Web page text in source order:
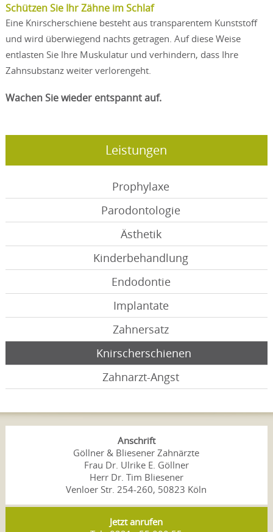
Schützen Sie Ihr Zähne im Schlaf
Eine Knirscherschiene besteht aus transparentem Kunststoff
und wird überwiegend nachts getragen. Auf diese Weise
entlasten Sie Ihre Muskulatur und verhindern, dass Ihre
Zahnsubstanz weiter verlorengeht.
Wachen Sie wieder entspannt auf.
Leistungen
Prophylaxe
Parodontologie
Ästhetik
Kinderbehandlung
Endodontie
Implantate
Zahnersatz
Knirscherschienen
Zahnarzt-Angst
Anschrift
Göllner & Bliesener Zahnärzte
Frau Dr. Ulrike E. Göllner
Herr Dr. Tim Bliesener
Venloer Str. 254-260, 50823 Köln
Jetzt anrufen